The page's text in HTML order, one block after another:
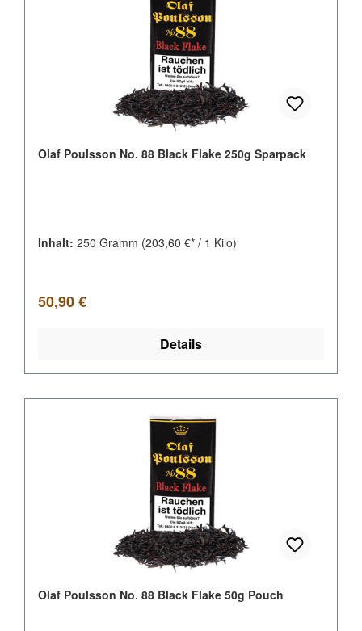
Olaf Poulsson No. 88 Black Flake 250g Sparpack
Inhalt: 250 Gramm (203,60 €* / 1 Kilo)
Regulärer Preis:
50,90 €
Details
Olaf Poulsson No. 88 Black Flake 50g Pouch